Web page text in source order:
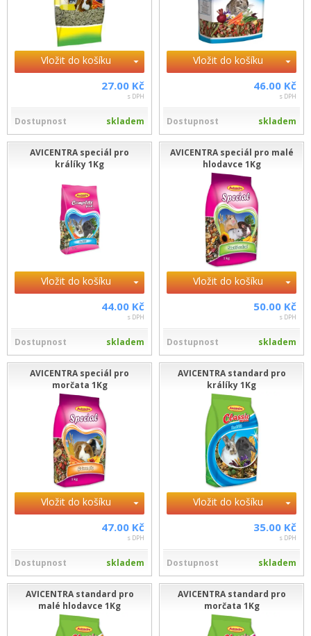
Vložit do košíku
27.00 Kč
s DPH
Dostupnost skladem
Vložit do košíku
46.00 Kč
s DPH
Dostupnost skladem
AVICENTRA speciál pro
králíky 1Kg
Vložit do košíku
44.00 Kč
s DPH
Dostupnost skladem
AVICENTRA speciál pro malé
hlodavce 1Kg
Vložit do košíku
50.00 Kč
s DPH
Dostupnost skladem
AVICENTRA speciál pro
morčata 1Kg
Vložit do košíku
47.00 Kč
s DPH
Dostupnost skladem
AVICENTRA standard pro
králíky 1Kg
Vložit do košíku
35.00 Kč
s DPH
Dostupnost skladem
AVICENTRA standard pro
malé hlodavce 1Kg
AVICENTRA standard pro
morčata 1Kg